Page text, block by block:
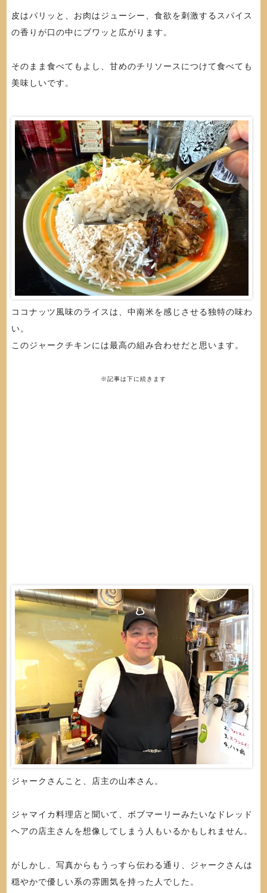
皮はパリッと、お肉はジューシー、食欲を刺激するスパイス
の香りが口の中にブワッと広がります。
そのまま食べてもよし、甘めのチリソースにつけて食べても
美味しいです。
ココナッツ風味のライスは、中南米を感じさせる独特の味わ
い。
このジャークチキンには最高の組み合わせだと思います。
※記事は下に続きます
ジャークさんこと、店主の山本さん。
ジャマイカ料理店と聞いて、ボブマーリーみたいなドレッド
ヘアの店主さんを想像してしまう人もいるかもしれません。
がしかし、写真からもうっすら伝わる通り、ジャークさんは
穏やかで優しい系の雰囲気を持った人でした。